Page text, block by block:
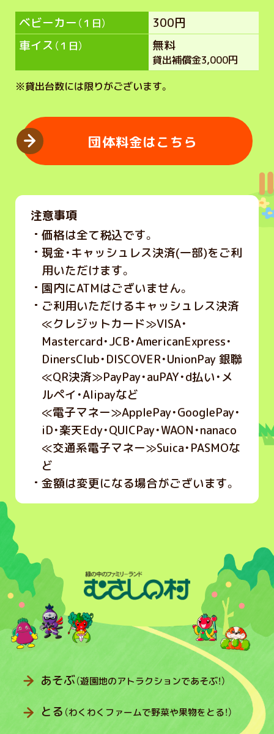
ベビーカー （１日）
300円
車イス （１日） 無料
貸出補償金3,000円
※貸出台数には限りがございます。
団体料金はこちら
注意事項
価格は全て税込です。
現金・キャッシュレス決済(一部)をご利
用いただけます。
園内にATMはございません。
ご利用いただけるキャッシュレス決済
≪クレジットカード≫VISA・
Mastercard・JCB・AmericanExpress・
DinersClub・DISCOVER・UnionPay 銀聯
≪QR決済≫PayPay・auPAY・d払い・メ
ルペイ・Alipayなど
≪電子マネー≫ApplePay・GooglePay・
iD・楽天Edy・QUICPay・WAON・nanaco
≪交通系電子マネー≫Suica・PASMOな
ど
金額は変更になる場合がございます。
あそぶ（遊園地のアトラクションであそぶ！）
とる （わくわくファームで野菜や果物をとる！）